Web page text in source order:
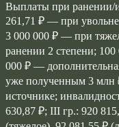
Выплаты при ранении/
261,71 ₽ — при
3 000 000 ₽ — при
ранении 2 степени;
000 ₽ —
уже полученным 3 млн
источнике;
630,87 ₽; III гр.: 920